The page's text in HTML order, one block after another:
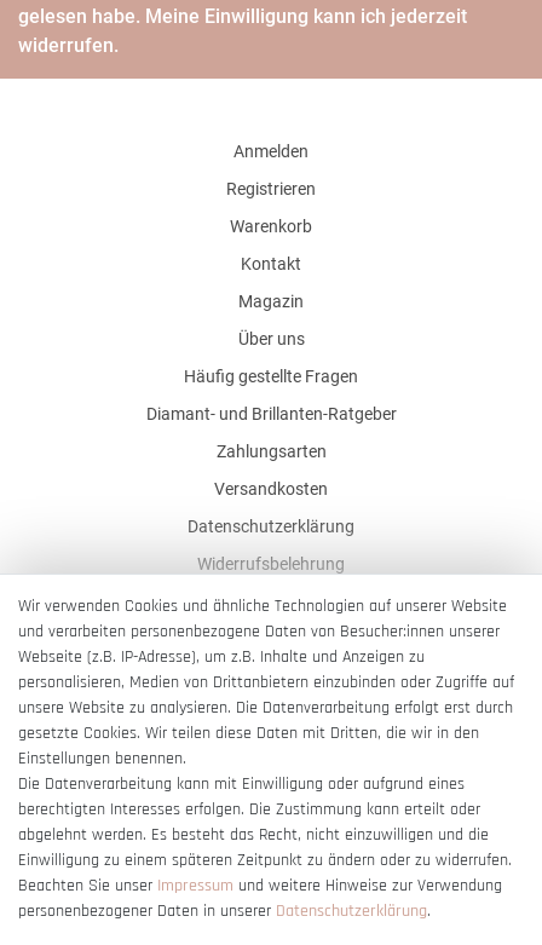
gelesen habe. Meine Einwilligung kann ich jederzeit
widerrufen.
Anmelden
Registrieren
Warenkorb
Kontakt
Magazin
Über uns
Häufig gestellte Fragen
Diamant- und Brillanten-Ratgeber
Zahlungsarten
Versandkosten
Datenschutzerklärung
Widerrufsbelehrung
AGB
Impressum
Barrierefreiheitserklärung
Vertrag widerrufen
Wir verwenden Cookies und ähnliche Technologien auf unserer Website
und verarbeiten personenbezogene Daten von Besucher:innen unserer
Webseite (z.B. IP-Adresse), um z.B. Inhalte und Anzeigen zu
personalisieren, Medien von Drittanbietern einzubinden oder Zugriffe auf
unsere Website zu analysieren. Die Datenverarbeitung erfolgt erst durch
gesetzte Cookies. Wir teilen diese Daten mit Dritten, die wir in den
Einstellungen benennen.
Die Datenverarbeitung kann mit Einwilligung oder aufgrund eines
berechtigten Interesses erfolgen. Die Zustimmung kann erteilt oder
abgelehnt werden. Es besteht das Recht, nicht einzuwilligen und die
Einwilligung zu einem späteren Zeitpunkt zu ändern oder zu widerrufen.
Beachten Sie unser Impressum und weitere Hinweise zur Verwendung
personenbezogener Daten in unserer Daten­schutz­erklärung.